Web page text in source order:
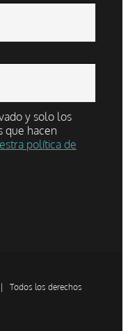
y solo los
que hacen
política de
los derechos